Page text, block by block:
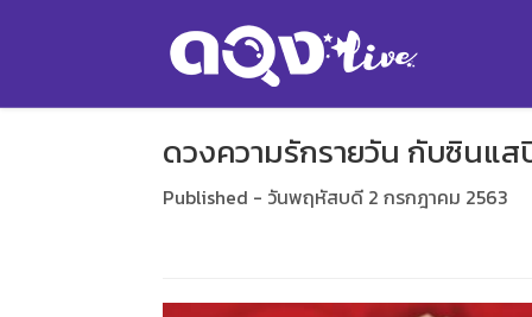
ดวงความรักรายวัน กับซินแ
Published - วันพฤหัสบดี 2 กรกฎาคม 2563